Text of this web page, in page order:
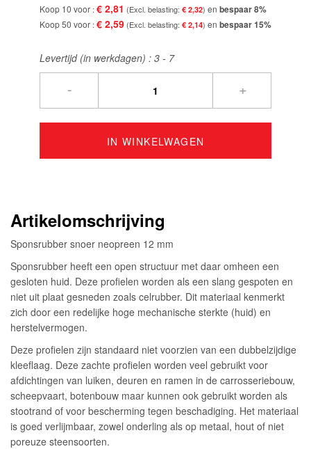
Koop 10 voor € 2,81 € 2,32 en bespaar8%
Koop 50 voor € 2,59 € 2,14 en bespaar15%
Levertijd (in werkdagen) : 3 - 7
- +
IN WINKELWAGEN
Artikelomschrijving
Sponsrubber snoer neopreen 12 mm
Sponsrubber heeft een open structuur met daar omheen een
gesloten huid. Deze profielen worden als een slang gespoten en
niet uit plaat gesneden zoals celrubber. Dit materiaal kenmerkt
zich door een redelijke hoge mechanische sterkte (huid) en
herstelvermogen.
Deze profielen zijn standaard niet voorzien van een dubbelzijdige
kleeflaag. Deze zachte profielen worden veel gebruikt voor
afdichtingen van luiken, deuren en ramen in de carrosseriebouw,
scheepvaart, botenbouw maar kunnen ook gebruikt worden als
stootrand of voor bescherming tegen beschadiging. Het materiaal
is goed verlijmbaar, zowel onderling als op metaal, hout of niet
poreuze steensoorten.